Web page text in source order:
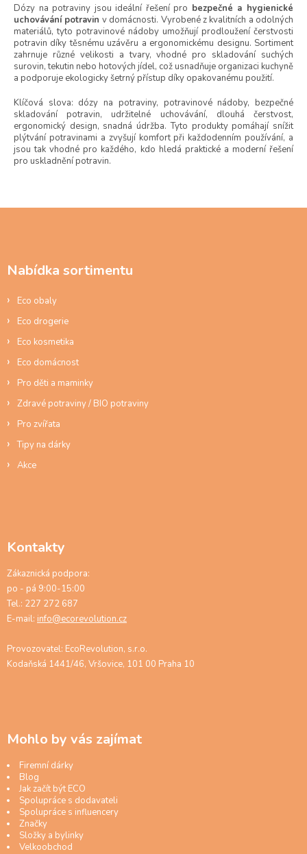
l
á
d
a
c
í
p
r
v
k
y
v
Dózy na potraviny jsou ideální řešení pro bezpečné a hygienické
uchovávání potravin v domácnosti. Vyrobené z kvalitních a odolných
materiálů, tyto potravinové nádoby umožňují prodloužení čerstvosti
potravin díky těsnému uzávěru a ergonomickému designu. Sortiment
zahrnuje různé velikosti a tvary, vhodné pro skladování suchých
surovin, tekutin nebo hotových jídel, což usnadňuje organizaci kuchyně
a podporuje ekologicky šetrný přístup díky opakovanému použití.
Klíčová slova: dózy na potraviny, potravinové nádoby, bezpečné
skladování potravin, udržitelné uchovávání, dlouhá čerstvost,
ergonomický design, snadná údržba. Tyto produkty pomáhají snížit
plýtvání potravinami a zvyšují komfort při každodenním používání, a
jsou tak vhodné pro každého, kdo hledá praktické a moderní řešení
pro uskladnění potravin.
Nabídka sortimentu
Eco obaly
Eco drogerie
Eco kosmetika
Eco domácnost
Pro děti a maminky
Zdravé potraviny / BIO potraviny
Pro zvířata
Tipy na dárky
Akce
Kontakty
Zákaznická podpora:
po - pá 9:00-15:00
Tel.: 227 272 687
E-mail: info@ecorevolution.cz
Provozovatel: EcoRevolution, s.r.o.
Kodaňská 1441/46, Vršovice, 101 00 Praha 10
Mohlo by vás zajímat
Firemní dárky
Blog
Jak začít být ECO
Spolupráce s dodavateli
Spolupráce s influencery
Značky
Složky a bylinky
Velkoobchod